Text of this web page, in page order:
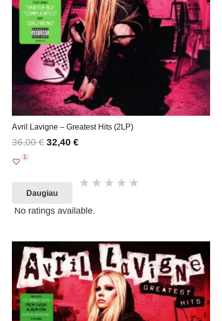
Avril Lavigne – Greatest Hits (2LP)
36,00€ 32,40 €
1
Daugiau
No ratings available.